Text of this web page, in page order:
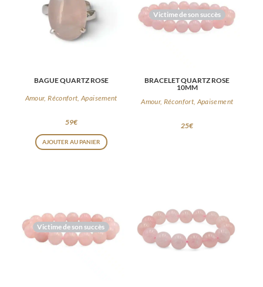
BAGUE QUARTZ ROSE
Amour, Réconfort, Apaisement
59€
AJOUTER AU PANIER
Victime de son succès
BRACELET QUARTZ ROSE
10MM
Amour, Réconfort, Apaisement
25€
Victime de son succès